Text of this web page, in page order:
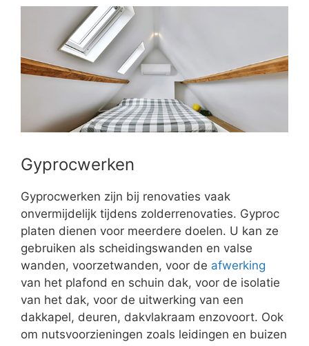
Gyprocwerken
Gyprocwerken zijn bij renovaties vaak
onvermijdelijk tijdens zolderrenovaties. Gyproc
platen dienen voor meerdere doelen. U kan ze
gebruiken als scheidingswanden en valse
wanden, voorzetwanden, voor de afwerking
van het plafond en schuin dak, voor de isolatie
van het dak, voor de uitwerking van een
dakkapel, deuren, dakvlakraam enzovoort. Ook
om nutsvoorzieningen zoals leidingen en buizen